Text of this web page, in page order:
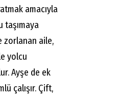
amacıyla
taşımaya
zorlanan aile,
yolcu
Ayşe de ek
çalışır. Çift,